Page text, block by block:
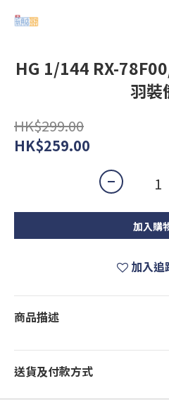
HG 1/144 RX-
羽裝
HK$299.00
HK$259.00
加入購
加入追
商品描述
送貨及付款方式